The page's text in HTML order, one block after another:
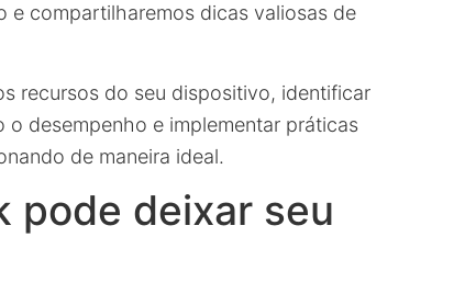
e compartilharemos dicas valiosas de
recursos do seu dispositivo, identificar
desempenho e implementar práticas
de maneira ideal.
pode deixar seu